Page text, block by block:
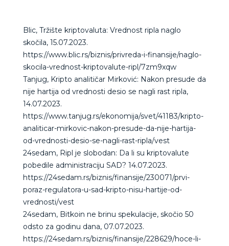
Blic, Tržište kriptovaluta: Vrednost ripla naglo
skočila, 15.07.2023.
https://www.blic.rs/biznis/privreda-i-finansije/naglo-
skocila-vrednost-kriptovalute-ripl/7zm9xqw
Tanjug, Kripto analitičar Mirković: Nakon presude da
nije hartija od vrednosti desio se nagli rast ripla,
14.07.2023.
https://www.tanjug.rs/ekonomija/svet/41183/kripto-
analiticar-mirkovic-nakon-presude-da-nije-hartija-
od-vrednosti-desio-se-nagli-rast-ripla/vest
24sedam, Ripl je slobodan: Da li su kriptovalute
pobedile administraciju SAD? 14.07.2023.
https://24sedam.rs/biznis/finansije/230071/prvi-
poraz-regulatora-u-sad-kripto-nisu-hartije-od-
vrednosti/vest
24sedam, Bitkoin ne brinu spekulacije, skočio 50
odsto za godinu dana, 07.07.2023.
https://24sedam.rs/biznis/finansije/228629/hoce-li-